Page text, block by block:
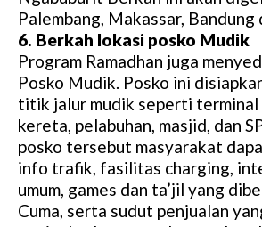
Palembang, Makassar, Bandung
6. Berkah lokasi posko Mudik
Program Ramadhan juga
Posko Mudik. Posko ini
titik jalur mudik seperti terminal
kereta, pelabuhan, masjid, dan
posko tersebut masyarakat
info trafik, fasilitas charging,
umum, games dan ta’jil yang
Cuma, serta sudut penjualan